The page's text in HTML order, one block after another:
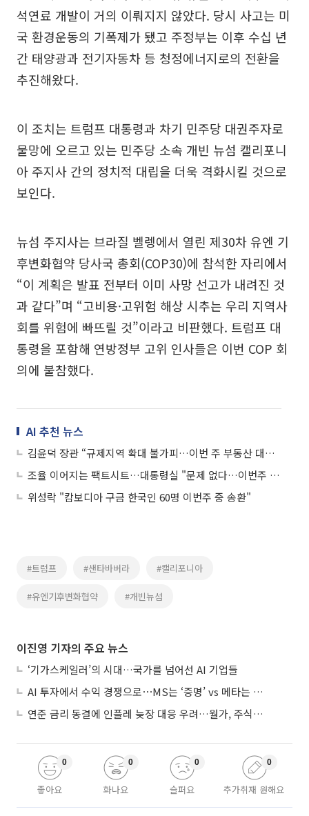
석연료 개발이 거의 이뤄지지 않았다. 당시 사고는 미
국 환경운동의 기폭제가 됐고 주정부는 이후 수십 년
간 태양광과 전기자동차 등 청정에너지로의 전환을
추진해왔다.
이 조치는 트럼프 대통령과 차기 민주당 대권주자로
물망에 오르고 있는 민주당 소속 개빈 뉴섬 캘리포니
아 주지사 간의 정치적 대립을 더욱 격화시킬 것으로
보인다.
뉴섬 주지사는 브라질 벨렝에서 열린 제30차 유엔 기
후변화협약 당사국 총회(COP30)에 참석한 자리에서
“이 계획은 발표 전부터 이미 사망 선고가 내려진 것
과 같다”며 “고비용·고위험 해상 시추는 우리 지역사
회를 위험에 빠뜨릴 것”이라고 비판했다. 트럼프 대
통령을 포함해 연방정부 고위 인사들은 이번 COP 회
의에 불참했다.
AI 추천 뉴스
김윤덕 장관 “규제지역 확대 불가피…이번 주 부동산 대책 추가 발표”
조율 이어지는 팩트시트…대통령실 "문제 없다…이번주 내 발표"
위성락 "캄보디아 구금 한국인 60명 이번주 중 송환"
#트럼프 #샌타바버라 #캘리포니아
#유엔기후변화협약 #개빈뉴섬
이진영 기자의 주요 뉴스
‘기가스케일러’의 시대…국가를 넘어선 AI 기업들
AI 투자에서 수익 경쟁으로⋯MS는 ‘증명’ vs 메타는 ‘숙제’
연준 금리 동결에 인플레 늦장 대응 우려…월가, 주식도 채권도 던졌다
좋아요
0
화나요
0
슬퍼요
0
추가취재 원해요
0